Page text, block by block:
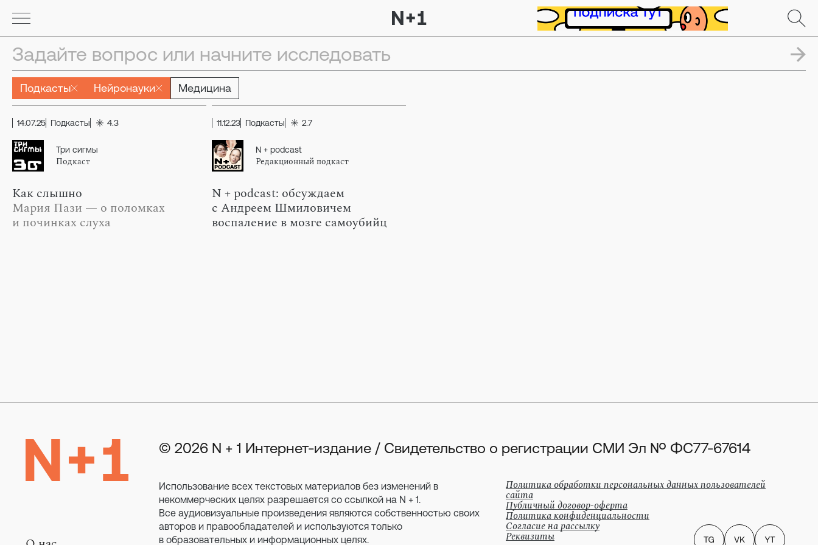
Подкасты Нейронауки Медицина
14.07.25 Подкасты 4.3
Три сигмы
Подкаст
Как слышно
Мария Пази — о поломках
и починках слуха
11.12.23 Подкасты 2.7
N + podcast
Редакционный подкаст
N + podcast: обсуждаем
с Андреем Шмиловичем
воспаление в мозге самоубийц
© 2026 N + 1 Интернет-издание / Свидетельство о регистрации СМИ Эл № ФС77-67614
Использование всех текстовых материалов без изменений в
некоммерческих целях разрешается со ссылкой на N + 1.
Все аудиовизуальные произведения являются собственностью своих
авторов и правообладателей и используются только
в образовательных и информационных целях.
Политика обработки персональных данных пользователей
сайта
Публичный договор-оферта
Политика конфиденциальности
Согласие на рассылку
Реквизиты